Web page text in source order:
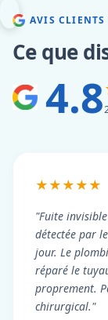
AVIS CLIENTS
Ce que
4.8
★★★★★
"Fuite
détectée par
jour. Le
réparé le
proprement.
chirurgical."